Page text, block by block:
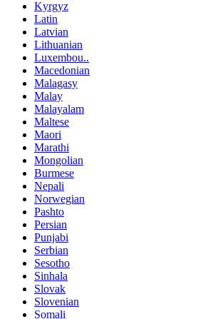
Kyrgyz
Latin
Latvian
Lithuanian
Luxembou..
Macedonian
Malagasy
Malay
Malayalam
Maltese
Maori
Marathi
Mongolian
Burmese
Nepali
Norwegian
Pashto
Persian
Punjabi
Serbian
Sesotho
Sinhala
Slovak
Slovenian
Somali